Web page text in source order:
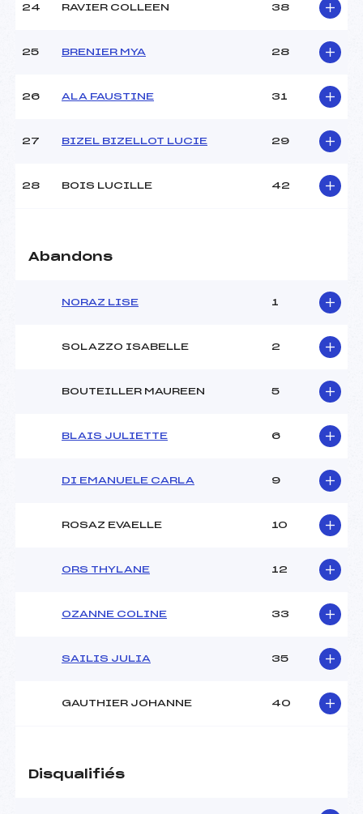
24 RAVIER COLLEEN 38
25 BRENIER MYA 28
26 ALA FAUSTINE 31
27 BIZEL BIZELLOT LUCIE 29
28 BOIS LUCILLE 42
Abandons
NORAZ LISE 1
SOLAZZO ISABELLE 2
BOUTEILLER MAUREEN 5
BLAIS JULIETTE 6
DI EMANUELE CARLA 9
ROSAZ EVAELLE 10
ORS THYLANE 12
OZANNE COLINE 33
SAILIS JULIA 35
GAUTHIER JOHANNE 40
Disqualifiés